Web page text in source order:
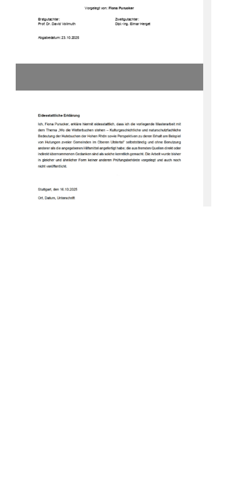
Vorgelegt von: Fiona Purucker
Erstgutachter:
Prof. Dr. David Vollmuth
Zweitgutachter:
Dipl.-Ing. Elmar Herget
Abgabedatum: 23.10.2025